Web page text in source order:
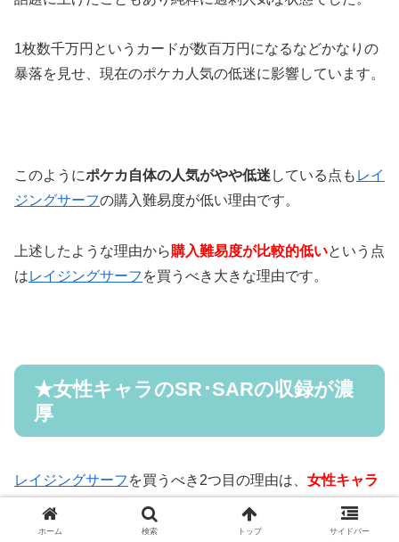
1枚数千万円というカードが数百万円になるなどかなりの
暴落を見せ、現在のポケカ人気の低迷に影響しています。
このようにポケカ自体の人気がやや低迷 している点も レイ
ジングサーフの購入難易度が低い理由です。
上述したような理由から購入難易度が比較的低いという点
はレイジングサーフ を買うべき大きな理由です。
★女性キャラのSR･SARの収録が濃
厚
レイジングサーフ を買うべき2つ目の理由は、 女性キャラ
のSR･SARの収録が濃厚
であるためです。
ホーム 検索 トップ サイドバー